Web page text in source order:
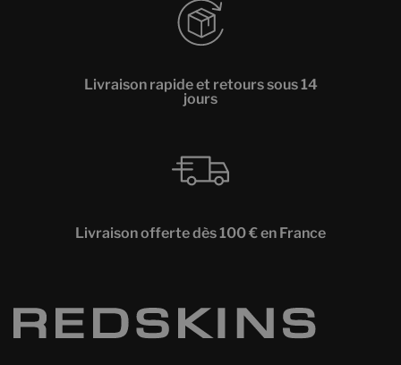
Livraison rapide et retours sous 14
jours
Livraison offerte dès 100 € en France